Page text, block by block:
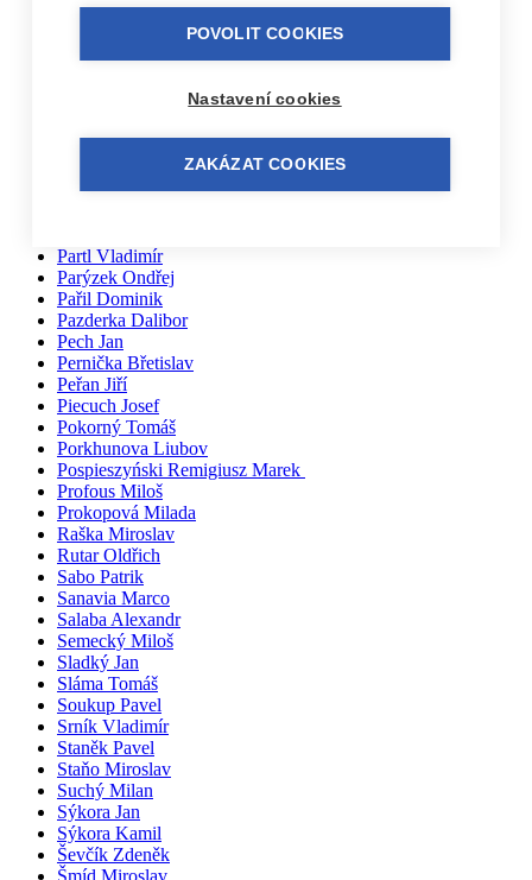
Moravec Jiří
Nový Jindřich
Partl Vladimír
Parýzek Ondřej
Pařil Dominik
Pazderka Dalibor
Pech Jan
Pernička Břetislav
Peřan Jiří
Piecuch Josef
Pokorný Tomáš
Porkhunova Liubov
Pospieszyński Remigiusz Marek
Profous Miloš
Prokopová Milada
Raška Miroslav
Rutar Oldřich
Sabo Patrik
Sanavia Marco
Salaba Alexandr
Semecký Miloš
Sladký Jan
Sláma Tomáš
Soukup Pavel
Srník Vladimír
Staněk Pavel
Staňo Miroslav
Suchý Milan
Sýkora Jan
Sýkora Kamil
Ševčík Zdeněk
Šmíd Miroslav
POVOLIT COOKIES
Nastavení cookies
ZAKÁZAT COOKIES